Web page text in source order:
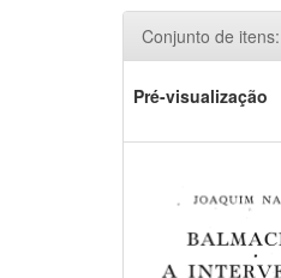
Conjunto de itens:
Pré-visualização